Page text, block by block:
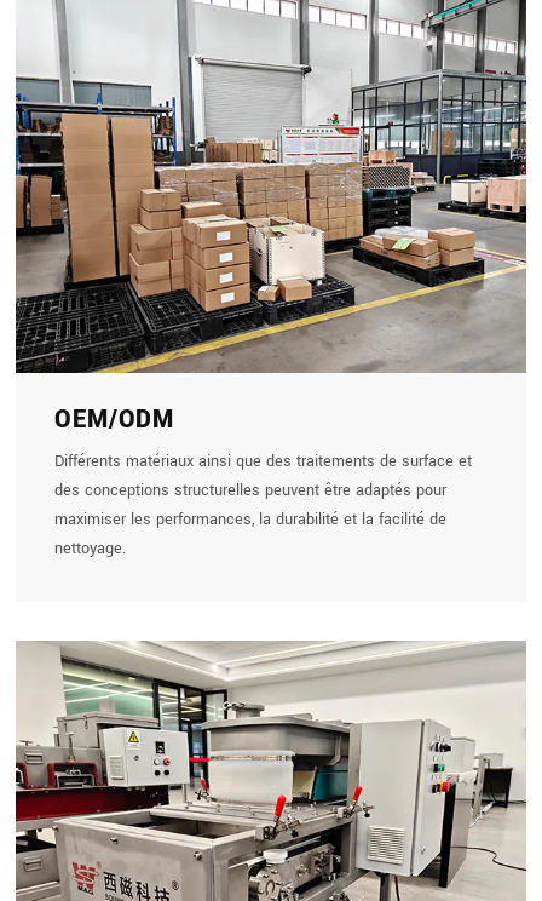
OEM/ODM
Différents matériaux ainsi que des traitements de surface et
des conceptions structurelles peuvent être adaptés pour
maximiser les performances, la durabilité et la facilité de
nettoyage.